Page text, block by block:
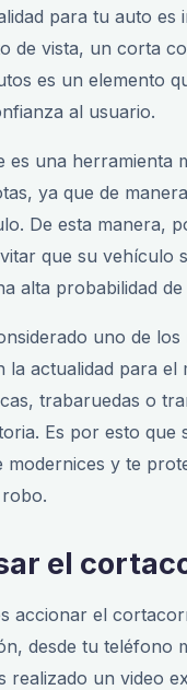
para tu auto es
de vista, un corta
es un elemento
al usuario.
es una herramienta
ya que de
De esta manera,
que su vehículo
alta probabilidad
uno de los
la actualidad para el
trabaruedas o
Es por esto que
modernices y te
el
accionar el
desde tu teléfono
realizado un video